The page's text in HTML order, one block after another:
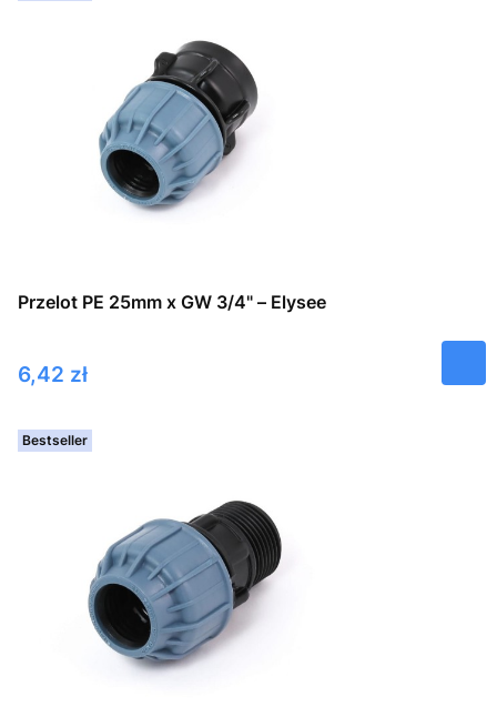
Przelot PE 25mm x GW 3/4" – Elysee
Cena
6,42 zł
Bestseller